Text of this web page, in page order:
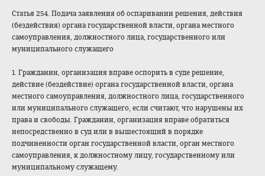
Статья 254. Подача заявления об оспаривании решения, действия
(бездействия) органа государственной власти, органа местного
самоуправления, должностного лица, государственного или
муниципального служащего
1. Гражданин, организация вправе оспорить в суде решение,
действие (бездействие) органа государственной власти, органа
местного самоуправления, должностного лица, государственного
или муниципального служащего, если считают, что нарушены их
права и свободы. Гражданин, организация вправе обратиться
непосредственно в суд или в вышестоящий в порядке
подчиненности орган государственной власти, орган местного
самоуправления, к должностному лицу, государственному или
муниципальному служащему.